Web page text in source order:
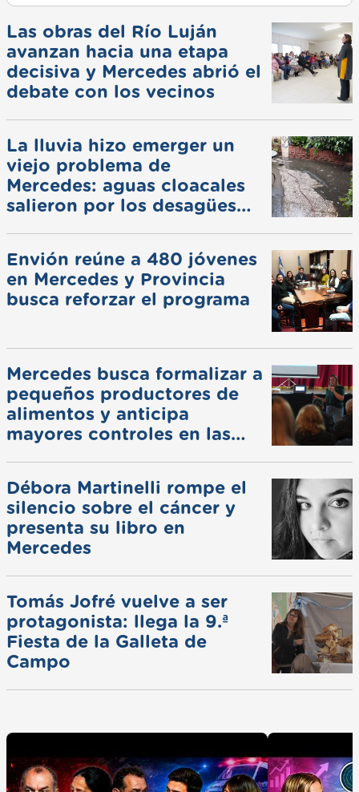
Las obras del Río Luján
avanzan hacia una etapa
decisiva y Mercedes abrió el
debate con los vecinos
La lluvia hizo emerger un
viejo problema de
Mercedes: aguas cloacales
salieron por los desagües
Envión reúne a 480 jóvenes
en Mercedes y Provincia
busca reforzar el programa
Mercedes busca formalizar a
pequeños productores de
alimentos y anticipa
mayores controles en las
Débora Martinelli rompe el
silencio sobre el cáncer y
presenta su libro en
Mercedes
Tomás Jofré vuelve a ser
protagonista: llega la 9.ª
Fiesta de la Galleta de
Campo